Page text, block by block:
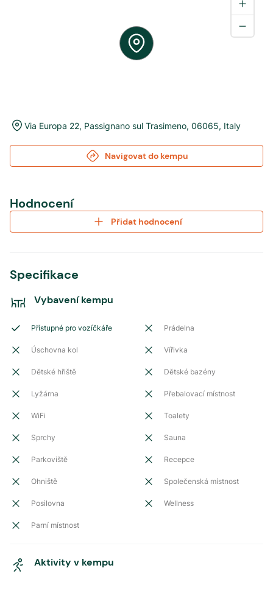
Via Europa 22, Passignano sul Trasimeno, 06065, Italy
Navigovat do kempu
Hodnocení
Přidat hodnocení
Specifikace
Vybavení kempu
Přístupné pro vozíčkáře Prádelna
Úschovna kol Vířivka
Dětské hřiště Dětské bazény
Lyžárna Přebalovací místnost
WiFi Toalety
Sprchy Sauna
Parkoviště Recepce
Ohniště Společenská místnost
Posilovna Wellness
Parní místnost
Aktivity v kempu